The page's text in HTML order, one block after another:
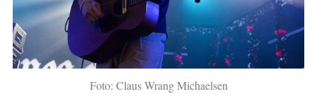
Foto: Claus Wrang Michaelsen